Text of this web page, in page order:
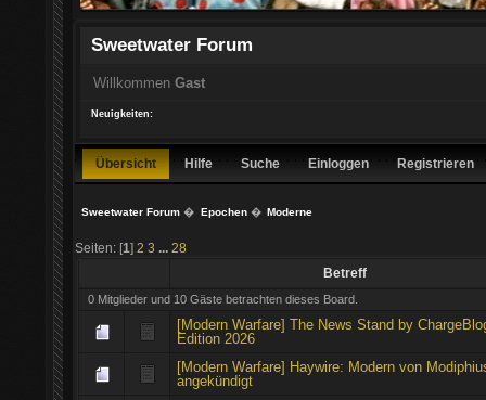
Sweetwater Forum
Willkommen Gast
Neuigkeiten:
Übersicht Hilfe Suche Einloggen Registrieren
Sweetwater Forum � Epochen� Moderne
Seiten: [1] 2 3
28
Betreff
0 Mitglieder und 10 Gäste betrachten dieses Board.
[Modern Warfare] The News Stand by
Edition 2026
[Modern Warfare] Haywire: Modern von
angekündigt